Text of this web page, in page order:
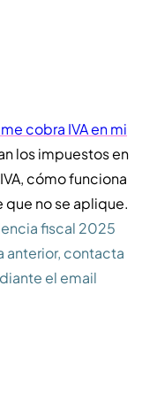
cobra IVA en mi
los impuestos en
cómo funciona
que no se aplique.
fiscal 2025
anterior, contacta
el email